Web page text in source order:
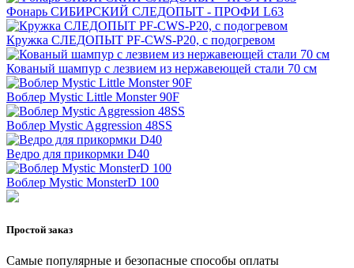
Фонарь СИБИРСКИЙ СЛЕДОПЫТ - ПРОФИ L63
Кружка СЛЕДОПЫТ PF-CWS-P20, с подогревом
Кованый шампур с лезвием из нержавеющей стали 70 см
Воблер Mystic Little Monster 90F
Воблер Mystic Aggression 48SS
Ведро для прикормки D40
Воблер Mystic MonsterD 100
Простой заказ
Самые популярные и безопасные способы оплаты